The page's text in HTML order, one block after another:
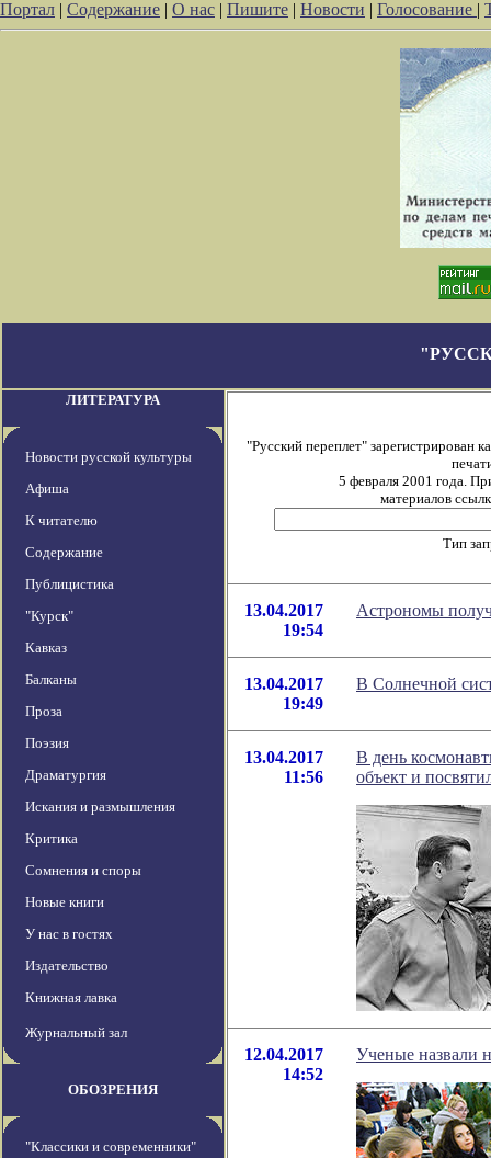
Портал | Содержание | О нас | Пишите | Новости | Голосование |
ЛИТЕРАТУРА
Новости русской культуры
Афиша
К читателю
Содержание
Публицистика
"Курск"
Кавказ
Балканы
Проза
Поэзия
Драматургия
Искания и размышления
Критика
Сомнения и споры
Новые книги
У нас в гостях
Издательство
Книжная лавка
Журнальный зал
ОБОЗРЕНИЯ
"Классики и современники"
"Русский переплет" зарегистрирован
5 февраля 2001 года.
материалов
Тип
13.04.2017
19:54
Астрономы
13.04.2017
19:49
В Солнечной
13.04.2017
11:56
В день
объект и
12.04.2017
14:52
Ученые назвали